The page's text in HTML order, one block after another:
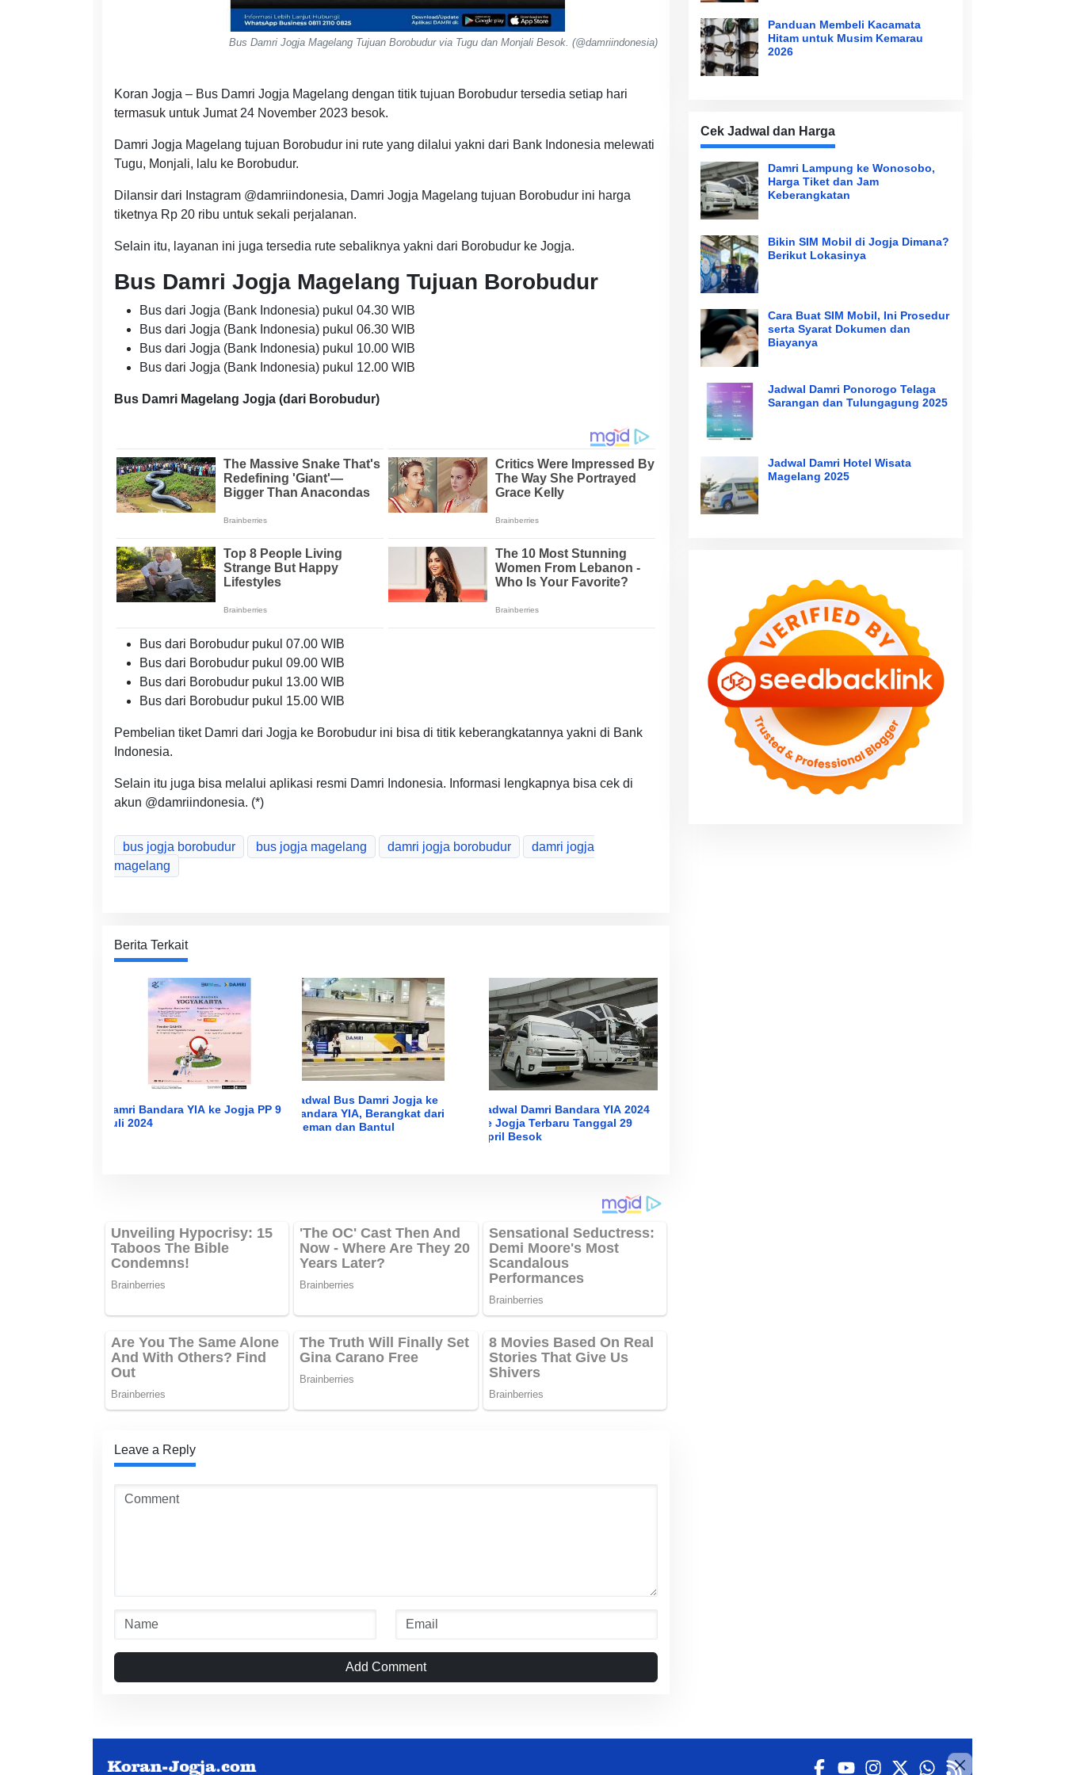
Bus Damri Jogja Magelang Tujuan Borobudur via Tugu dan Monjali Besok. (@damriindonesia)
Koran Jogja – Bus Damri Jogja Magelang dengan titik tujuan Borobudur tersedia setiap hari
termasuk untuk Jumat 24 November 2023 besok.
Damri Jogja Magelang tujuan Borobudur ini rute yang dilalui yakni dari Bank Indonesia melewati
Tugu, Monjali, lalu ke Borobudur.
Dilansir dari Instagram @damriindonesia, Damri Jogja Magelang tujuan Borobudur ini harga
tiketnya Rp 20 ribu untuk sekali perjalanan.
Selain itu, layanan ini juga tersedia rute sebaliknya yakni dari Borobudur ke Jogja.
Bus Damri Jogja Magelang Tujuan Borobudur
Bus dari Jogja (Bank Indonesia) pukul 04.30 WIB
Bus dari Jogja (Bank Indonesia) pukul 06.30 WIB
Bus dari Jogja (Bank Indonesia) pukul 10.00 WIB
Bus dari Jogja (Bank Indonesia) pukul 12.00 WIB
Bus Damri Magelang Jogja (dari Borobudur)
Bus dari Borobudur pukul 07.00 WIB
Bus dari Borobudur pukul 09.00 WIB
Bus dari Borobudur pukul 13.00 WIB
Bus dari Borobudur pukul 15.00 WIB
Pembelian tiket Damri dari Jogja ke Borobudur ini bisa di titik keberangkatannya yakni di Bank
Indonesia.
Selain itu juga bisa melalui aplikasi resmi Damri Indonesia. Informasi lengkapnya bisa cek di
akun @damriindonesia. (*)
bus jogja borobudur bus jogja magelang damri jogja borobudur
damri jogja
magelang
Berita Terkait
Damri Bandara YIA ke Jogja PP 9
Juli 2024
Jadwal Bus Damri Jogja ke
Bandara YIA, Berangkat dari
Sleman dan Bantul
Jadwal Damri Bandara YIA 2024
ke Jogja Terbaru Tanggal 29
April Besok
Leave a Reply
Add Comment
Panduan Membeli Kacamata
Hitam untuk Musim Kemarau
2026
Cek Jadwal dan Harga
Damri Lampung ke Wonosobo,
Harga Tiket dan Jam
Keberangkatan
Bikin SIM Mobil di Jogja Dimana?
Berikut Lokasinya
Cara Buat SIM Mobil, Ini Prosedur
serta Syarat Dokumen dan
Biayanya
Jadwal Damri Ponorogo Telaga
Sarangan dan Tulungagung 2025
Jadwal Damri Hotel Wisata
Magelang 2025